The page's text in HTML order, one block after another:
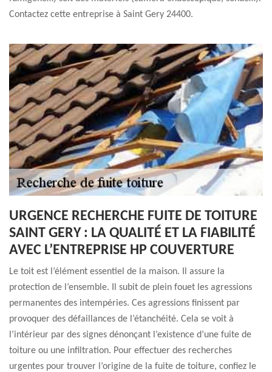
Contactez cette entreprise à Saint Gery 24400.
URGENCE RECHERCHE FUITE DE TOITURE
SAINT GERY : LA QUALITÉ ET LA FIABILITÉ
AVEC L’ENTREPRISE HP COUVERTURE
Le toit est l’élément essentiel de la maison. Il assure la
protection de l’ensemble. Il subit de plein fouet les agressions
permanentes des intempéries. Ces agressions finissent par
provoquer des défaillances de l’étanchéité. Cela se voit à
l’intérieur par des signes dénonçant l’existence d’une fuite de
toiture ou une infiltration. Pour effectuer des recherches
urgentes pour trouver l’origine de la fuite de toiture, confiez le